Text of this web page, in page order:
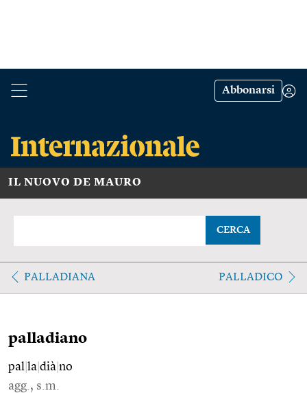
Abbonarsi
IL NUOVO DE MAURO
CERCA
PALLADIANA PALLADICO
palladiano
pal la dià no
agg., s.m.